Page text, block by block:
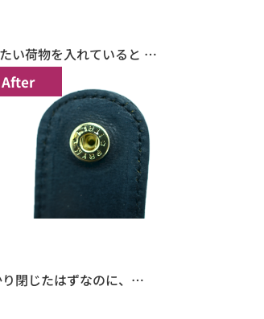
い荷物を入れていると …
After
閉じたはずなのに、…